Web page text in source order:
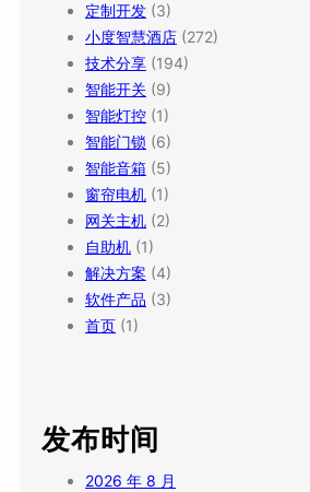
定制开发 (3)
小度智慧酒店 (272)
技术分享 (194)
智能开关 (9)
智能灯控 (1)
智能门锁 (6)
智能音箱 (5)
窗帘电机 (1)
网关主机 (2)
自助机 (1)
解决方案 (4)
软件产品 (3)
首页 (1)
发布时间
2026 年 8 月